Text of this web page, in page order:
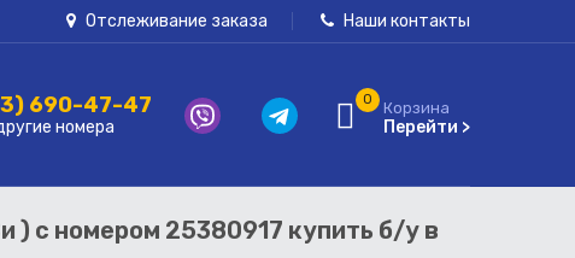
Отслеживание заказа Наши контакты
690-47-47
номера
0 Корзина
Перейти >
с номером 25380917 купить б/у в